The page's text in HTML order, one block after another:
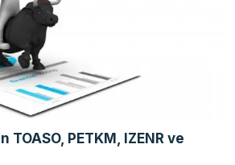
TOASO, PETKM, IZENR ve